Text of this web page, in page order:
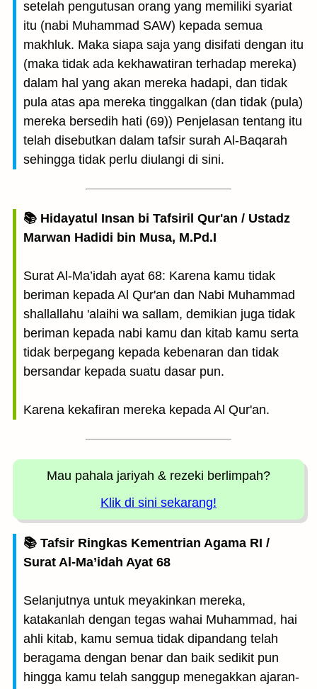
setelah pengutusan orang yang memiliki syariat
itu (nabi Muhammad SAW) kepada semua
makhluk. Maka siapa saja yang disifati dengan itu
(maka tidak ada kekhawatiran terhadap mereka)
dalam hal yang akan mereka hadapi, dan tidak
pula atas apa mereka tinggalkan (dan tidak (pula)
mereka bersedih hati (69)) Penjelasan tentang itu
telah disebutkan dalam tafsir surah Al-Baqarah
sehingga tidak perlu diulangi di sini.
📚 Hidayatul Insan bi Tafsiril Qur'an / Ustadz
Marwan Hadidi bin Musa, M.Pd.I
Surat Al-Ma’idah ayat 68: Karena kamu tidak
beriman kepada Al Qur'an dan Nabi Muhammad
shallallahu 'alaihi wa sallam, demikian juga tidak
beriman kepada nabi kamu dan kitab kamu serta
tidak berpegang kepada kebenaran dan tidak
bersandar kepada suatu dasar pun.
Karena kekafiran mereka kepada Al Qur'an.
Mau pahala jariyah & rezeki berlimpah?
Klik di sini sekarang!
📚 Tafsir Ringkas Kementrian Agama RI /
Surat Al-Ma’idah Ayat 68
Selanjutnya untuk meyakinkan mereka,
katakanlah dengan tegas wahai Muhammad, hai
ahli kitab, kamu semua tidak dipandang telah
beragama dengan benar dan baik sedikit pun
hingga kamu telah sanggup menegakkan ajaran-